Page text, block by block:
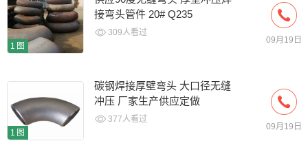
1图
接弯头管件 20# Q235
309人看过
09月19日
1图
碳钢焊接厚壁弯头 大口径无缝
冲压 厂家生产供应定做
377人看过
09月19日